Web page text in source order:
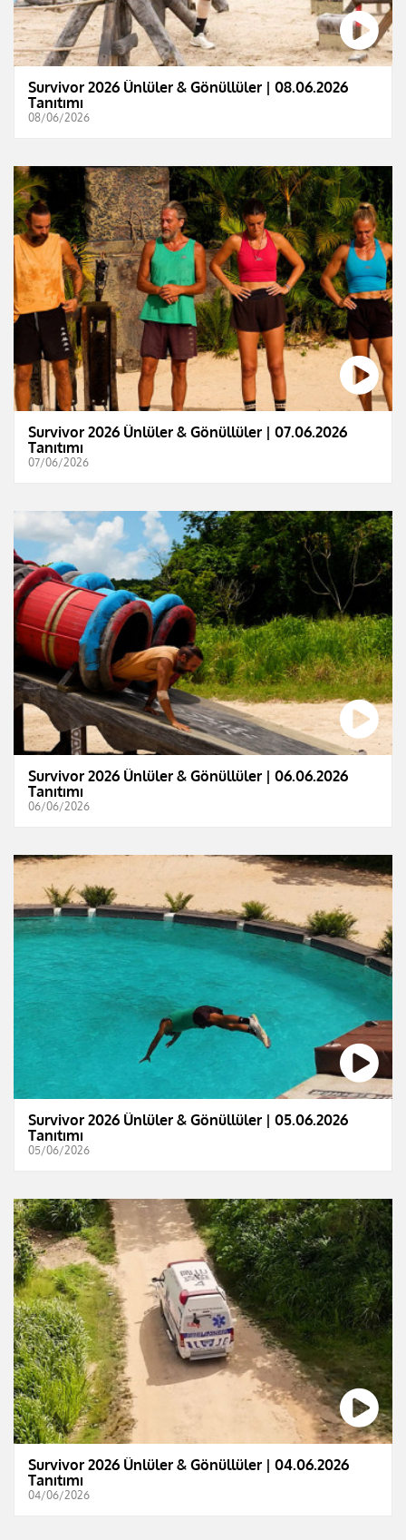
Survivor 2026 Ünlüler & Gönüllüler | 08.06.2026
Tanıtımı
08/06/2026
Survivor 2026 Ünlüler & Gönüllüler | 07.06.2026
Tanıtımı
07/06/2026
Survivor 2026 Ünlüler & Gönüllüler | 06.06.2026
Tanıtımı
06/06/2026
Survivor 2026 Ünlüler & Gönüllüler | 05.06.2026
Tanıtımı
05/06/2026
Survivor 2026 Ünlüler & Gönüllüler | 04.06.2026
Tanıtımı
04/06/2026